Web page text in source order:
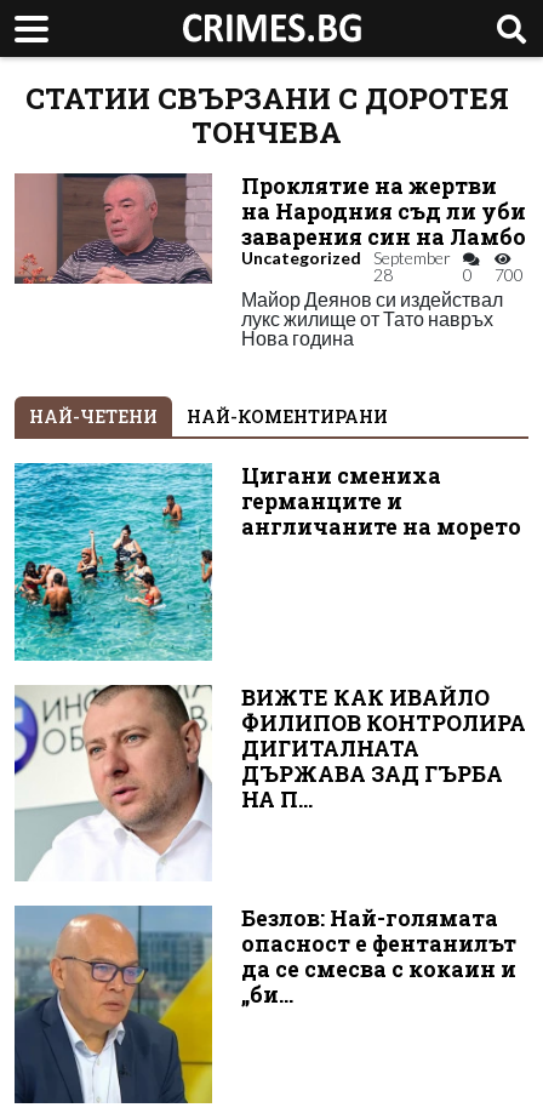
СТАТИИ СВЪРЗАНИ С ДОРОТЕЯ
ТОНЧЕВА
Проклятие на жертви
на Народния съд ли уби
заварения син на Ламбо
Uncategorized
September
28
0 700
Майор Деянов си издействал
лукс жилище от Тато навръх
Нова година
НАЙ-ЧЕТЕНИ НАЙ-КОМЕНТИРАНИ
Цигани смениха
германците и
англичаните на морето
ВИЖТЕ КАК ИВАЙЛО
ФИЛИПОВ КОНТРОЛИРА
ДИГИТАЛНАТА
ДЪРЖАВА ЗАД ГЪРБА
НА П...
Безлов: Най-голямата
опасност е фентанилът
да се смесва с кокаин и
„би...